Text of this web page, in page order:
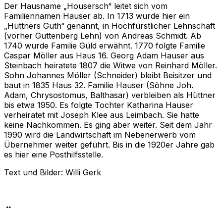
Der Hausname „Housersch“ leitet sich vom
Familiennamen Hauser ab. In 1713 wurde hier ein
„Hüttners Guth“ genannt, in Hochfürstlicher Lehnschaft
(vorher Guttenberg Lehn) von Andreas Schmidt. Ab
1740 wurde Familie Güld erwähnt. 1770 folgte Familie
Caspar Möller aus Haus 16. Georg Adam Hauser aus
Steinbach heiratete 1807 die Witwe von Reinhard Möller.
Sohn Johannes Möller (Schneider) bleibt Beisitzer und
baut in 1835 Haus 32. Familie Hauser (Söhne Joh.
Adam, Chrysostomus, Balthasar) verbleiben als Hüttner
bis etwa 1950. Es folgte Tochter Katharina Hauser
verheiratet mit Joseph Klee aus Leimbach. Sie hatte
keine Nachkommen. Es ging aber weiter. Seit dem Jahr
1990 wird die Landwirtschaft im Nebenerwerb vom
Übernehmer weiter geführt. Bis in die 1920er Jahre gab
es hier eine Posthilfsstelle.
Text und Bilder: Willi Gerk